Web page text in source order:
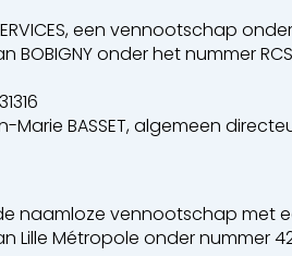
Laders
SERVICES, een vennootschap
onder het nummer
BASSET, algemeen directeur
naamloze vennootschap met
Métropole onder nummer 424